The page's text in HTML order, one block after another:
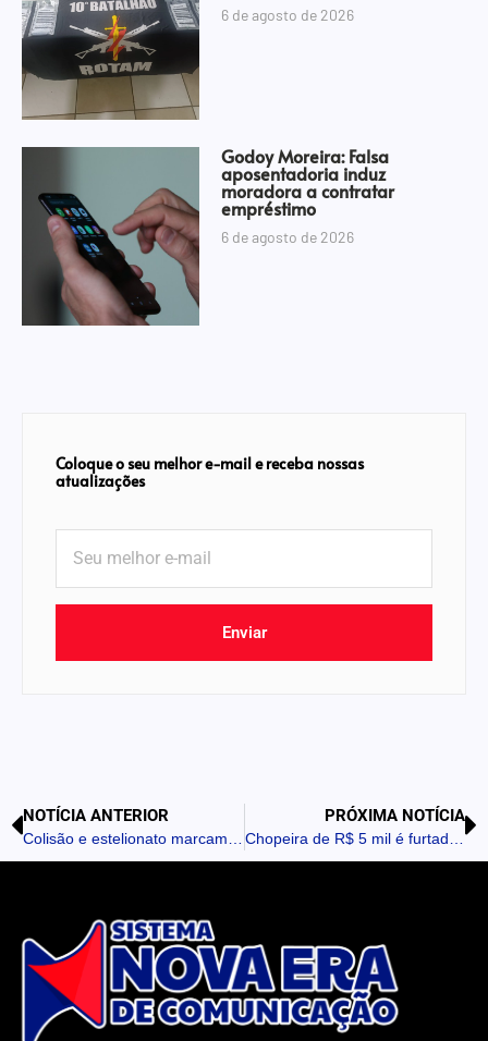
6 de agosto de 2026
Godoy Moreira: Falsa
aposentadoria induz
moradora a contratar
empréstimo
6 de agosto de 2026
Coloque o seu melhor e-mail e receba nossas
atualizações
Enviar
NOTÍCIA ANTERIOR PRÓXIMA NOTÍCIA